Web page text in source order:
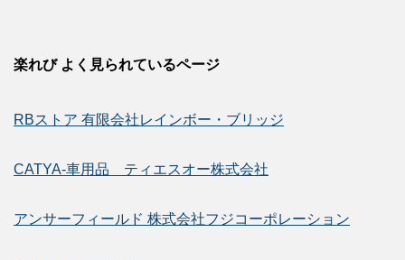
楽れび よく見られているページ
RBストア 有限会社レインボー・ブリッジ
CATYA-車用品 ティエスオー株式会社
アンサーフィールド 株式会社フジコーポレーション